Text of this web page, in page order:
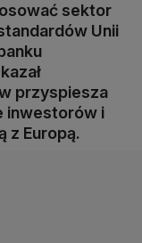
sektor
Unii
przyspiesza
inwestorów i
z Europą.